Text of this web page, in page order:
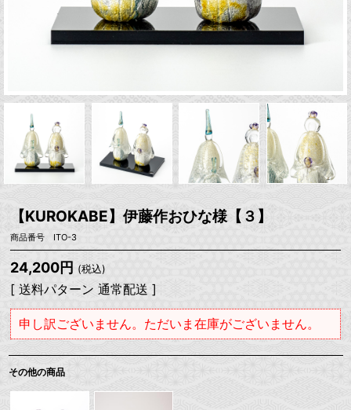
【KUROKABE】伊藤作おひな様【３】
商品番号 ITO-3
24,200円 (税込)
[ 送料パターン 通常配送 ]
申し訳ございません。ただいま在庫がございません。
その他の商品